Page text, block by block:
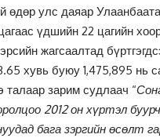
өдөр улс даяар
үдшийн 22 цагийн
жагсаалтад
хувь буюу 1,475,895 нь
талаар зарим судлаач “
2012 он хүртэл
бага зэргийн өсөлт